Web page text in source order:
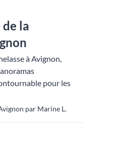
la
à Avignon,
pour les
par Marine L.